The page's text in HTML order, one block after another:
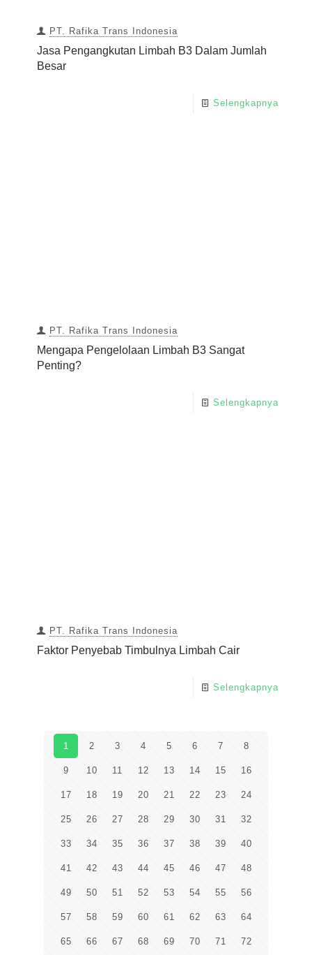
PT. Rafika Trans Indonesia
Jasa Pengangkutan Limbah B3 Dalam Jumlah
Besar
Selengkapnya
PT. Rafika Trans Indonesia
Mengapa Pengelolaan Limbah B3 Sangat
Penting?
Selengkapnya
PT. Rafika Trans Indonesia
Faktor Penyebab Timbulnya Limbah Cair
Selengkapnya
1 2 3 4 5 6 7 8
9 10 11 12 13 14 15 16
17 18 19 20 21 22 23 24
25 26 27 28 29 30 31 32
33 34 35 36 37 38 39 40
41 42 43 44 45 46 47 48
49 50 51 52 53 54 55 56
57 58 59 60 61 62 63 64
65 66 67 68 69 70 71 72